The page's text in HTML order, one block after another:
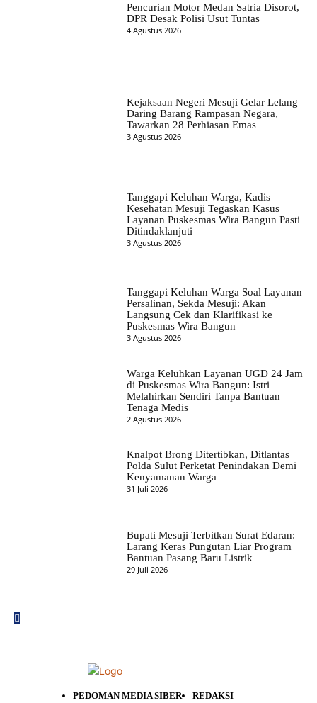
Pencurian Motor Medan Satria Disorot,
DPR Desak Polisi Usut Tuntas
4 Agustus 2026
Kejaksaan Negeri Mesuji Gelar Lelang
Daring Barang Rampasan Negara,
Tawarkan 28 Perhiasan Emas
3 Agustus 2026
Tanggapi Keluhan Warga, Kadis
Kesehatan Mesuji Tegaskan Kasus
Layanan Puskesmas Wira Bangun Pasti
Ditindaklanjuti
3 Agustus 2026
Tanggapi Keluhan Warga Soal Layanan
Persalinan, Sekda Mesuji: Akan
Langsung Cek dan Klarifikasi ke
Puskesmas Wira Bangun
3 Agustus 2026
Warga Keluhkan Layanan UGD 24 Jam
di Puskesmas Wira Bangun: Istri
Melahirkan Sendiri Tanpa Bantuan
Tenaga Medis
2 Agustus 2026
Knalpot Brong Ditertibkan, Ditlantas
Polda Sulut Perketat Penindakan Demi
Kenyamanan Warga
31 Juli 2026
Bupati Mesuji Terbitkan Surat Edaran:
Larang Keras Pungutan Liar Program
Bantuan Pasang Baru Listrik
29 Juli 2026
PEDOMAN MEDIA SIBER REDAKSI